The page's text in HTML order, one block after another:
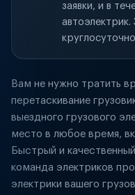
заявки, и в
Вам не нужно тратить
перетаскивание
выездного грузового
место в любое время,
Быстрый и
команда электриков
электрики вашего